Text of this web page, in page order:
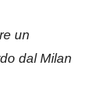
un
dal Milan